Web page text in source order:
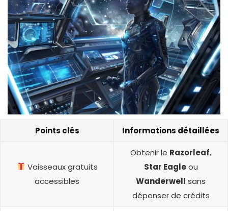
Points clés Informations détaillées
Vaisseaux gratuits
accessibles
Obtenir le Razorleaf,
Star Eagleou
Wanderwell sans
dépenser de crédits